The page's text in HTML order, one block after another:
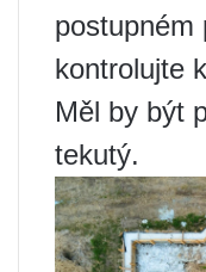
postupném
kontrolujte
Měl by být
tekutý.